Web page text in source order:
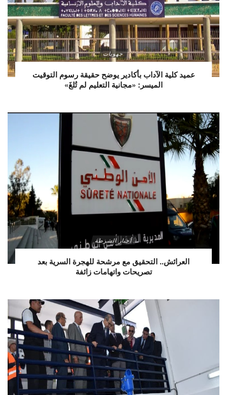
جهويات
عميد كلية الآداب بأكادير يوضح حقيقة رسوم التوقيت
الميسر: «مجانية التعليم لم تُلغَ»
أخبار الشرطة
العرائش.. التحقيق مع مرشحة للهجرة السرية بعد
تصريحات واتهامات زائفة